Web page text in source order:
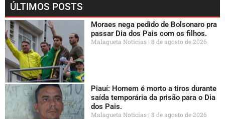
ÚLTIMOS POSTS
Moraes nega pedido de Bolsonaro pra
passar Dia dos Pais com os filhos.
Malagueta Notícias 8 de agosto de 2026
Piauí: Homem é morto a tiros durante
saída temporária da prisão para o Dia
dos Pais.
Malagueta Notícias 8 de agosto de 2026